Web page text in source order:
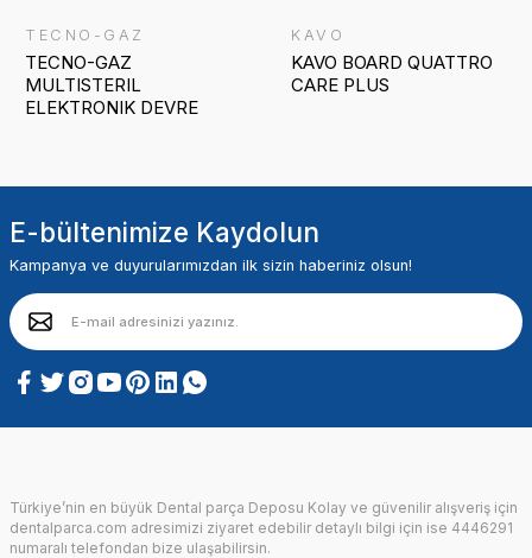
TECNO-GAZ
TECNO-GAZ
MULTISTERIL
ELEKTRONIK DEVRE
KAVO
KAVO BOARD QUATTRO
CARE PLUS
E-bültenimize Kaydolun
Kampanya ve duyurularımızdan ilk sizin haberiniz olsun!
Türkiye’nin en büyük Dental parça Deposu Kolay ve güvenilir alışveriş için
dentalparca.com adresimizi ziyaret edebilir detaylı bilgi için ise 4446291
numaralı telefondan bize ulaşabilirsin.